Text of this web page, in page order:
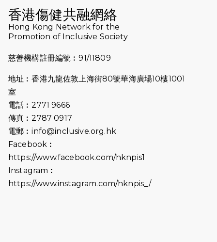
2026-07-10
【猛龍戈壁118公里分享暨香港傷健共
融網絡15周年晚宴】
2026-07-09
猛龍長跑隊恆常練習 - 7月9日（19:00
2026-07-02
2026-06-25
（19:00開始）
2026-06-18
猛龍長跑隊恆常練習 - 6月18日
2026-06-11
猛龍長跑隊恆常練習 - 6月11日（19:00
香港傷健共融網絡
Hong Kong Network for the
Promotion of Inclusive Society
慈善機構註冊編號︰91/11809
地址︰香港九龍佐敦上海街80號華海廣場10樓1001
室
電話︰2771 9666
傳真︰2787 0917
電郵︰info@inclusive.org.hk
Facebook︰
https://www.facebook.com/hknpis1
Instagram︰
https://www.instagram.com/hknpis_/